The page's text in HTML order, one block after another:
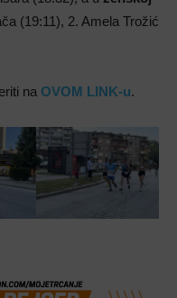
(19:11), 2. Amela Trožić
na OVOM LINK-u.